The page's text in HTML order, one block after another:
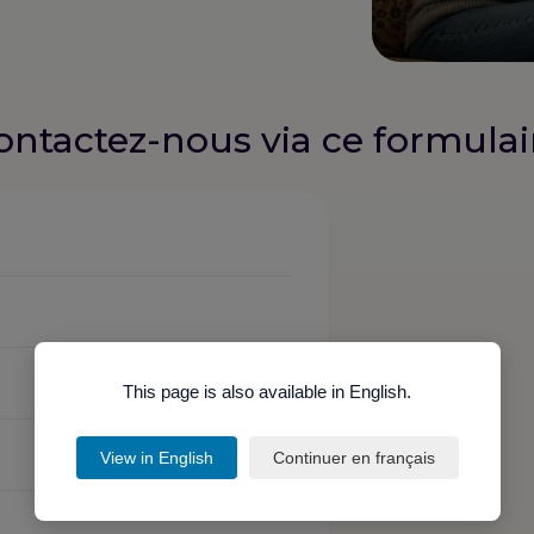
nous via ce
This page is also available in English.
View in English Continuer en français